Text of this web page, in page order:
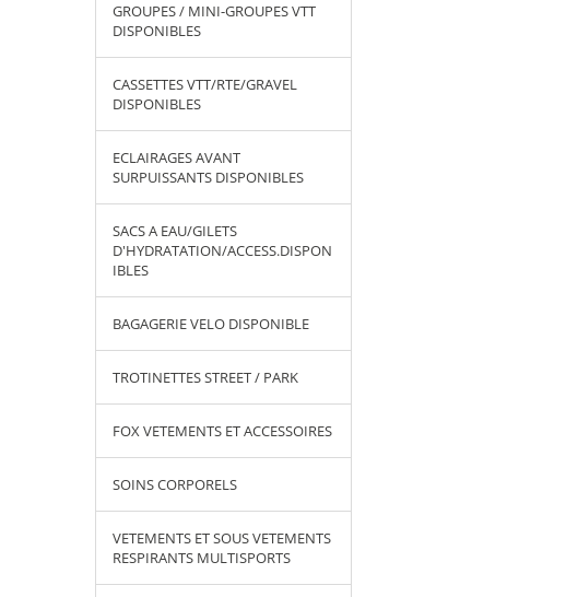
GROUPES / MINI-GROUPES VTT
DISPONIBLES
CASSETTES VTT/RTE/GRAVEL
DISPONIBLES
ECLAIRAGES AVANT
SURPUISSANTS DISPONIBLES
SACS A EAU/GILETS
D'HYDRATATION/ACCESS.DISPON
IBLES
BAGAGERIE VELO DISPONIBLE
TROTINETTES STREET / PARK
FOX VETEMENTS ET ACCESSOIRES
SOINS CORPORELS
VETEMENTS ET SOUS VETEMENTS
RESPIRANTS MULTISPORTS